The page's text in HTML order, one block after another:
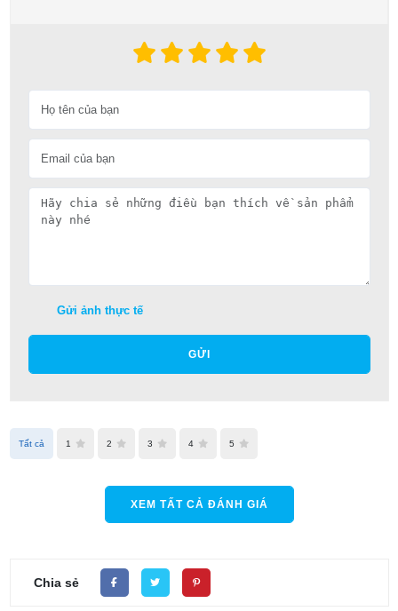
Gửi ảnh thực tế
GỬI
Tất cả 1 2 3 4 5
XEM TẤT CẢ ĐÁNH GIÁ
Chia sẻ